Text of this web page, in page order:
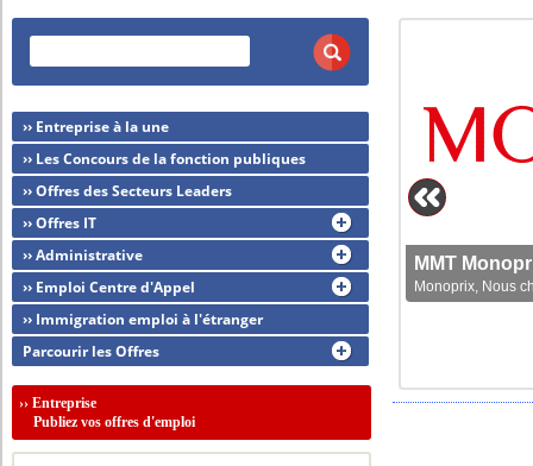
MMT
Monoprix, Nous
›› Entreprise à la une
›› Les Concours de la fonction publiques
›› Offres des Secteurs Leaders
›› Offres IT
›› Administrative
›› Emploi Centre d'Appel
›› Immigration emploi à l'étranger
Parcourir les Offres
››Entreprise
Publiez vos offres d'emploi